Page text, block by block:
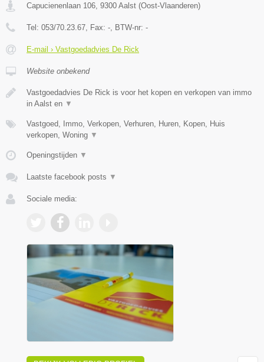
Capucienenlaan 106 9300 Aalst (Oost-Vlaanderen)
Tel: 053/70.23.67 , Fax: - , BTW-nr: -
E-mail › Vastgoedadvies De Rick
Website onbekend
Vastgoedadvies De Rick is voor het kopen en verkopen van immo
in Aalst en ▼
Vastgoed, Immo, Verkopen, Verhuren, Huren, Kopen, Huis
verkopen, Woning ▼
Openingstijden ▼
Laatste facebook posts ▼
Sociale media: